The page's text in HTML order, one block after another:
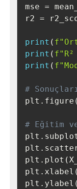
mse =
r2 =
print (
print (
print (
#
plt . figure (
# Eğitim
plt .
plt .
plt . plot (
plt . xlabel (
plt . ylabel (